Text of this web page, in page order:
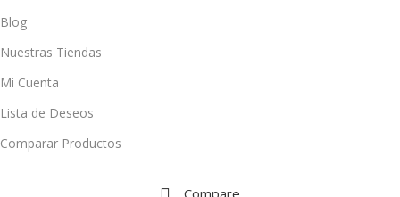
Blog
Nuestras Tiendas
Mi Cuenta
Lista de Deseos
Comparar Productos